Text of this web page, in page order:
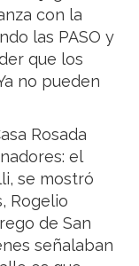
con la
las PASO y
que los
no pueden
Rosada
el
se mostró
Rogelio
de San
señalaban